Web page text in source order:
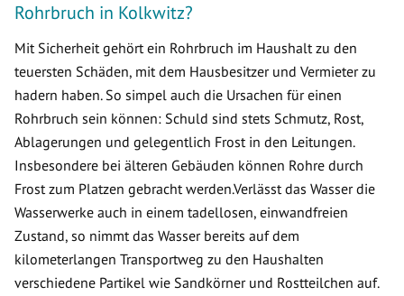
Rohrbruch in Kolkwitz?
Mit Sicherheit gehört ein Rohrbruch im Haushalt zu den
teuersten Schäden, mit dem Hausbesitzer und Vermieter zu
hadern haben. So simpel auch die Ursachen für einen
Rohrbruch sein können: Schuld sind stets Schmutz, Rost,
Ablagerungen und gelegentlich Frost in den Leitungen.
Insbesondere bei älteren Gebäuden können Rohre durch
Frost zum Platzen gebracht werden.Verlässt das Wasser die
Wasserwerke auch in einem tadellosen, einwandfreien
Zustand, so nimmt das Wasser bereits auf dem
kilometerlangen Transportweg zu den Haushalten
verschiedene Partikel wie Sandkörner und Rostteilchen auf.